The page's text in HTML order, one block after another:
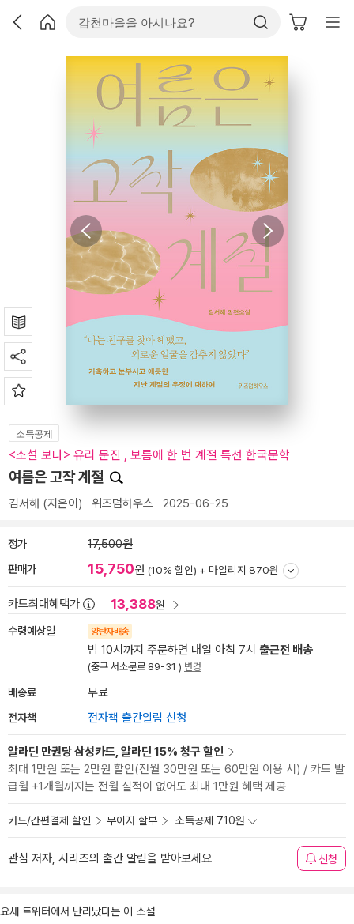
소득공제
<소설 보다> 유리 문진 , 보름에 한 번 계절 특선 한국문학
여름은 고작 계절
김서해 (지은이) 위즈덤하우스 2025-06-25
정가 17,500원
판매가 15,750원 (10% 할인) + 마일리지 870원
카드최대혜택가 13,388원
수령예상일 양탄자배송
밤 10시까지 주문하면 내일 아침 7시 출근전 배송
(중구 서소문로 89-31 ) 변경
배송료 무료
전자책 전자책 출간알림 신청
알라딘 만권당 삼성카드, 알라딘 15% 청구 할인
최대 1만원 또는 2만원 할인(전월 30만원 또는 60만원 이용 시) / 카드 발
급월 +1개월까지는 전월 실적이 없어도 최대 1만원 혜택 제공
카드/간편결제 할인 무이자 할부 소득공제 710원
관심 저자, 시리즈의 출간 알림을 받아보세요 신청
요새 트위터에서 난리났다는 이 소설